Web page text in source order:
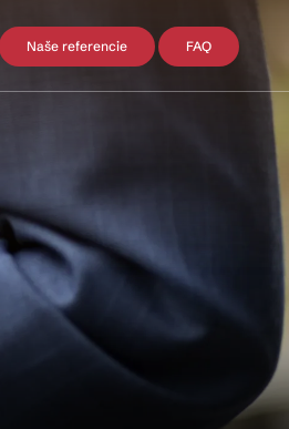
Naše referencie FAQ